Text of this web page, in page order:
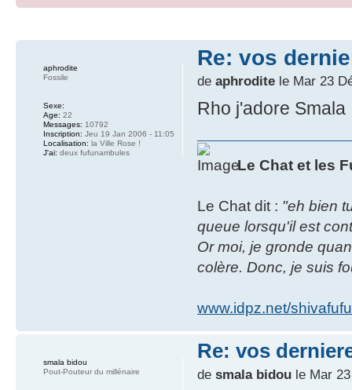
Re: vos
de aphroditele Mar 23
Rho j'adore
Le Chat et les
Le Chat dit : "eh bien
queue lorsqu'il est
Or moi, je gronde
colère. Donc, je suis
www.idpz.net/
aphrodite
Fossile
Sexe:
Age: 22
Messages: 10792
Inscription: Jeu 19 Jan 2006 - 11:05
Localisation: la Ville Rose !
J'ai: deux fufunambules
Re: vos
de smala bidoule Mar 23
smala bidou
Pout-Pouteur du millénaire